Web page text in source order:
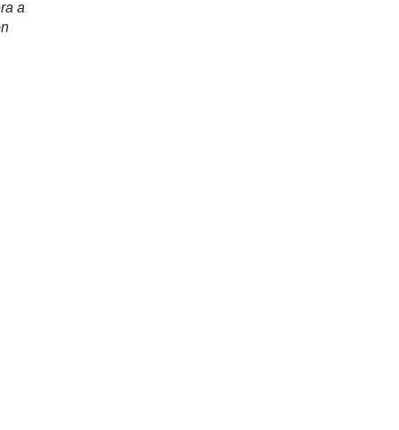
a